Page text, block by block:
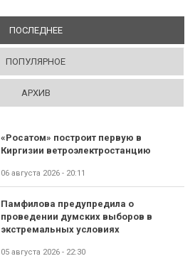
ПОСЛЕДНЕЕ(АКТИВНАЯ ВКЛАДКА)
ПОПУЛЯРНОЕ
АРХИВ
«Росатом» построит первую в
Киргизии ветроэлектростанцию
06 августа 2026 - 20:11
Памфилова предупредила о
проведении думских выборов в
экстремальных условиях
05 августа 2026 - 22:30